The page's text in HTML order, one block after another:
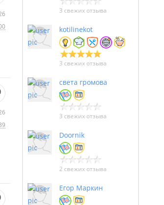
3 свежих отзыва
kotilinekot
3 свежих отзыва
света громова
3 свежих отзыва
Doornik
2 свежих отзыва
Егор Маркин